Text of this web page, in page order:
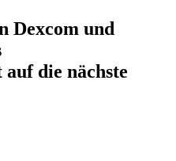
Dexcom und
auf die nächste